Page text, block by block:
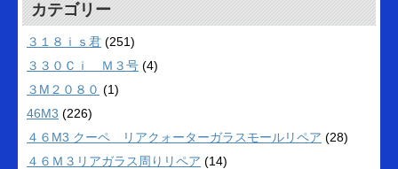
カテゴリー
３１８ｉｓ君 (251)
３３０Ｃｉ Ｍ３号 (4)
３M２０８０ (1)
46M3 (226)
４６M3 クーペ リアクォーターガラスモールリペア (28)
４６Ｍ３リアガラス周りリペア (14)